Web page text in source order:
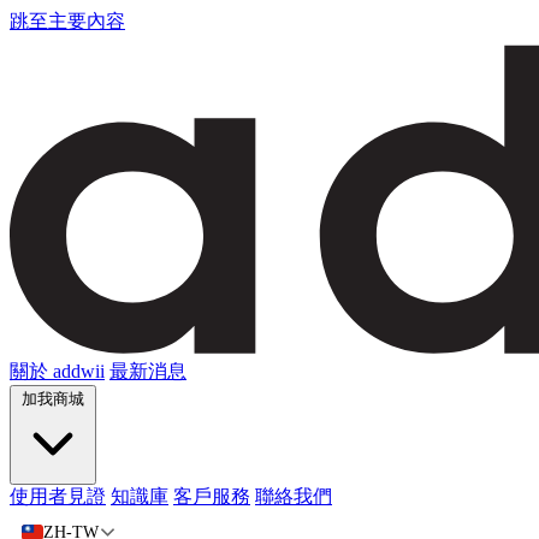
跳至主要內容
關於 addwii 最新消息
加我商城
使用者見證 知識庫 客戶服務 聯絡我們
ZH-TW